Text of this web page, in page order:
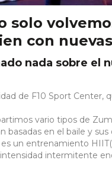
solo
con
nada sobre el
de F10 Sport Center,
vario tipos de
basadas en el baile y
un entrenamiento
intermitente